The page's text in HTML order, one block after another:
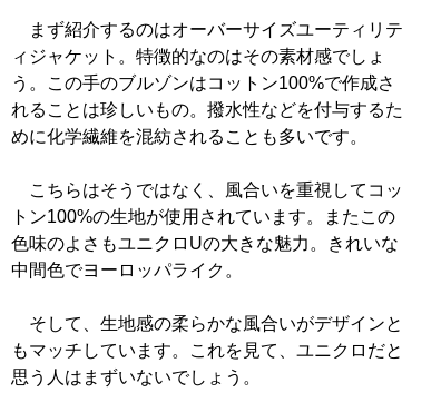
まず紹介するのはオーバーサイズユーティリテ
ィジャケット。特徴的なのはその素材感でしょ
う。この手のブルゾンはコットン100%で作成さ
れることは珍しいもの。撥水性などを付与するた
めに化学繊維を混紡されることも多いです。
こちらはそうではなく、風合いを重視してコッ
トン100%の生地が使用されています。またこの
色味のよさもユニクロUの大きな魅力。きれいな
中間色でヨーロッパライク。
そして、生地感の柔らかな風合いがデザインと
もマッチしています。これを見て、ユニクロだと
思う人はまずいないでしょう。